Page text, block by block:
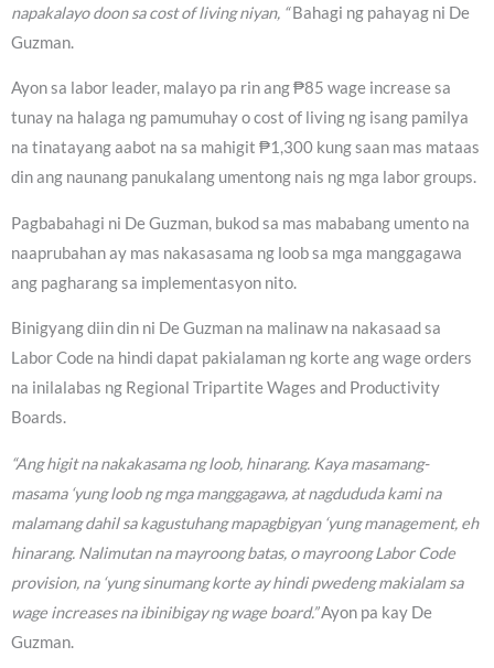
napakalayo doon sa cost of living niyan, “Bahagi ng pahayag ni De
Guzman.
Ayon sa labor leader, malayo pa rin ang ₱85 wage increase sa
tunay na halaga ng pamumuhay o cost of living ng isang pamilya
na tinatayang aabot na sa mahigit ₱1,300 kung saan mas mataas
din ang naunang panukalang umentong nais ng mga labor groups.
Pagbabahagi ni De Guzman, bukod sa mas mababang umento na
naaprubahan ay mas nakasasama ng loob sa mga manggagawa
ang pagharang sa implementasyon nito.
Binigyang diin din ni De Guzman na malinaw na nakasaad sa
Labor Code na hindi dapat pakialaman ng korte ang wage orders
na inilalabas ng Regional Tripartite Wages and Productivity
Boards.
“Ang higit na nakakasama ng loob, hinarang. Kaya masamang-
masama ‘yung loob ng mga manggagawa, at nagdududa kami na
malamang dahil sa kagustuhang mapagbigyan ‘yung management, eh
hinarang. Nalimutan na mayroong batas, o mayroong Labor Code
provision, na ‘yung sinumang korte ay hindi pwedeng makialam sa
wage increases na ibinibigay ng wage board.”Ayon pa kay De
Guzman.